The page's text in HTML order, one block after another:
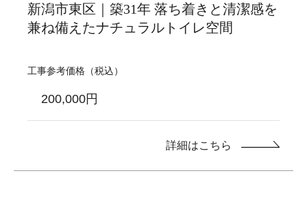
新潟市東区｜築31年 落ち着きと清潔感を
兼ね備えたナチュラルトイレ空間
工事参考価格（税込）
200,000円
詳細はこちら